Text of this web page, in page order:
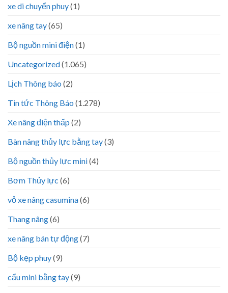
xe di chuyển phuy(1)
xe nâng tay(65)
Bộ nguồn mini điện(1)
Uncategorized(1.065)
Lịch Thông báo (2)
Tin tức Thông Báo (1.278)
Xe nâng điện thấp (2)
Bàn nâng thủy lực bằng tay(3)
Bộ nguồn thủy lực mini(4)
Bơm Thủy lực (6)
vỏ xe nâng casumina(6)
Thang nâng(6)
xe nâng bán tự động(7)
Bộ kẹp phuy(9)
cẩu mini bằng tay(9)